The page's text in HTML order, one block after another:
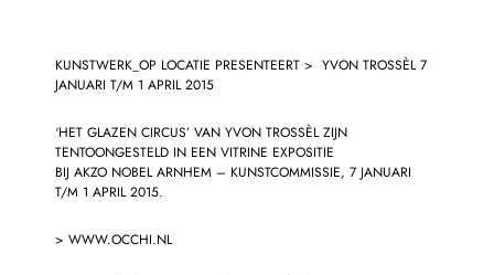
KUNSTWERK_OP LOCATIE PRESENTEERT > YVON TROSSÈL 7
JANUARI T/M 1 APRIL 2015
‘HET GLAZEN CIRCUS’ VAN YVON TROSSÈL ZIJN
TENTOONGESTELD IN EEN VITRINE EXPOSITIE
BIJ AKZO NOBEL ARNHEM – KUNSTCOMMISSIE, 7 JANUARI
T/M 1 APRIL 2015.
>WWW.OCCHI.NL